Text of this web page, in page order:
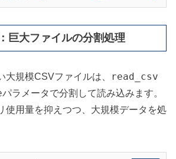
巨大ファイルの分割処理
大規模CSVファイルは、 read_csv
パラメータで分割して読み込みます。
使用量を抑えつつ、大規模データを処